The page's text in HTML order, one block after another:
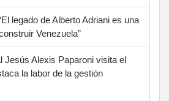
legado de Alberto Adriani es una
Venezuela”
Jesús Alexis Paparoni visita el
la labor de la gestión